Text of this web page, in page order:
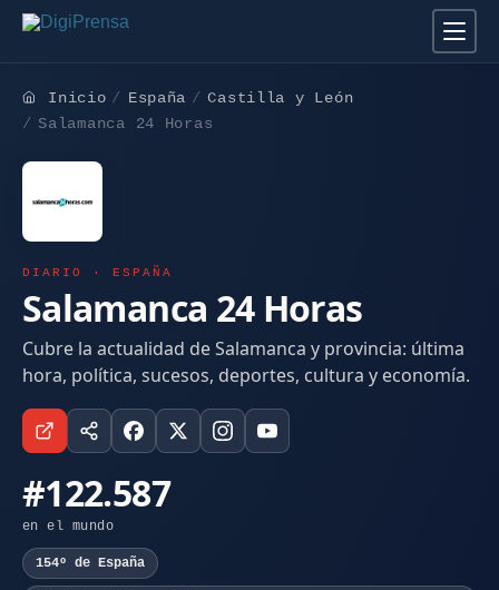
Inicio España
Castilla y León
Salamanca 24 Horas
DIARIO · ESPAÑA
Salamanca 24 Horas
Cubre la actualidad de Salamanca y provincia: última
hora, política, sucesos, deportes, cultura y economía.
#122.587
en el mundo
154º de España